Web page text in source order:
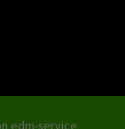
edm-service